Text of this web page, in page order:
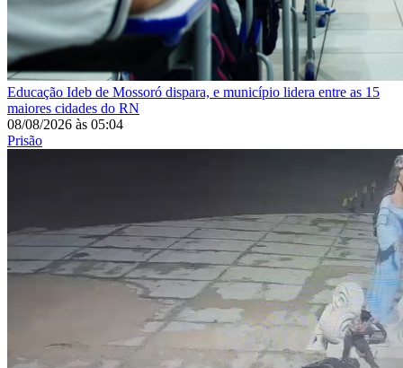
Educação Ideb de Mossoró dispara, e município lidera entre as 15
maiores cidades do RN
08/08/2026 às 05:04
Prisão